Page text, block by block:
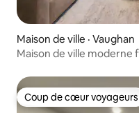
Maison de ville · Vaughan
Maison de ville moderne
Coup de cœur voyageurs
Coup de cœur voyageurs